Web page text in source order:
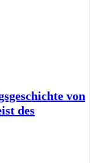
von
des